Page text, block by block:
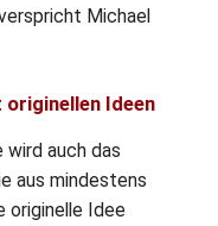
Michael
Ideen
auch das
aus mindestens
originelle Idee